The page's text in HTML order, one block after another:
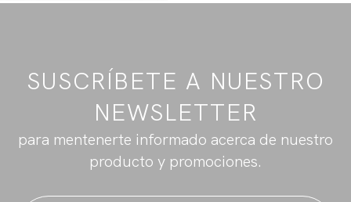
SUSCRÍBETE A NUESTRO
NEWSLETTER
para mentenerte informado acerca de nuestro
producto y promociones.